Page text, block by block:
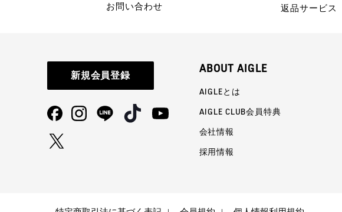
お問い合わせ 返品サービス
新規会員登録
ABOUT AIGLE
AIGLEとは
AIGLE CLUB会員特典
会社情報
採用情報